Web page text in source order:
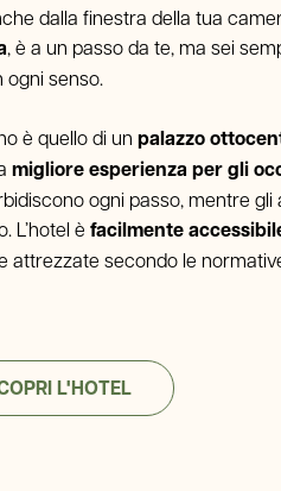
dalla finestra della tua
, è a un passo da te, ma sei
ogni senso.
è quello di un palazzo
migliore esperienza per gli
ogni passo, mentre gli
L’hotel è facilmente
attrezzate secondo le
L'HOTEL